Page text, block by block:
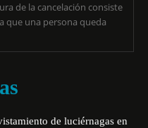
de la cancelación consiste
que una persona queda
de luciérnagas en